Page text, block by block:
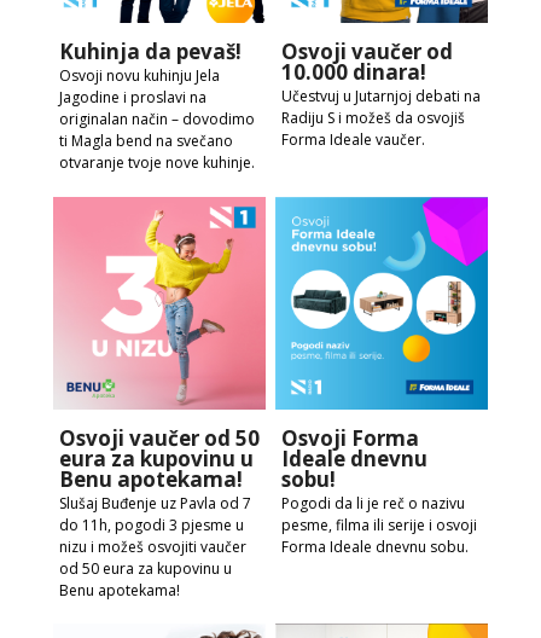
Kuhinja da pevaš!
Osvoji novu kuhinju Jela
Jagodine i proslavi na
originalan način – dovodimo
ti Magla bend na svečano
otvaranje tvoje nove kuhinje.
Osvoji vaučer od
10.000 dinara!
Učestvuj u Jutarnjoj debati na
Radiju S i možeš da osvojiš
Forma Ideale vaučer.
Osvoji vaučer od 50
eura za kupovinu u
Benu apotekama!
Slušaj Buđenje uz Pavla od 7
do 11h, pogodi 3 pjesme u
nizu i možeš osvojiti vaučer
od 50 eura za kupovinu u
Benu apotekama!
Osvoji Forma
Ideale dnevnu
sobu!
Pogodi da li je reč o nazivu
pesme, filma ili serije i osvoji
Forma Ideale dnevnu sobu.